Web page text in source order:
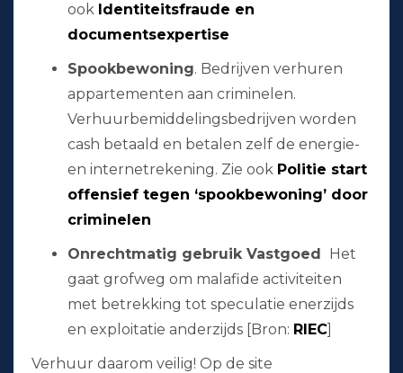
ook Identiteitsfraude en
documentsexpertise
Spookbewoning. Bedrijven verhuren
appartementen aan criminelen.
Verhuurbemiddelingsbedrijven worden
cash betaald en betalen zelf de energie-
en internetrekening. Zie ook Politie start
offensief tegen ‘spookbewoning’ door
criminelen
Onrechtmatig gebruik Vastgoed Het
gaat grofweg om malafide activiteiten
met betrekking tot speculatie enerzijds
en exploitatie anderzijds [Bron: RIEC]
Verhuur daarom veilig! Op de site